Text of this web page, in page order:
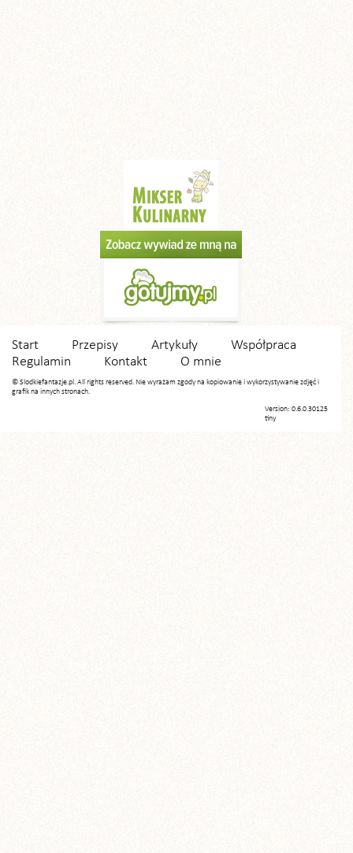
Start Przepisy Artykuły
Współpraca
Regulamin
Kontakt O mnie
© Slodkiefantazje.pl. All rights reserved. Nie wyrażam zgody na kopiowanie i wykorzystywanie zdjęć i
grafik na innych stronach.
Version: 0.6.0.30125
tiny